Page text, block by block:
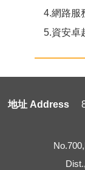
4.網路服
5.資安卓
地址 Address